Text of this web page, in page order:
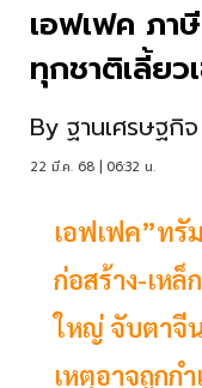
เอฟเฟค ภา
ทุกชาติเลี้ยว
By ฐานเศรษฐกิจ
22 มี.ค. 68 | 06:32 น.
เอฟเฟค”ทรั
ก่อสร้าง-เหล็
ใหญ่ จับตาจี
เหตุอาจถูกก